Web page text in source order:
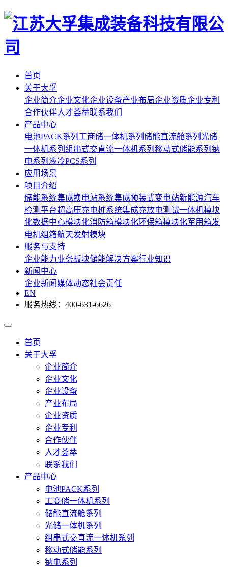
首页
关于大孚
企业简介企业文化企业设备产业布局企业资质企业专利
合作伙伴人才荟萃联系我们
产品中心
电池PACK系列 工商储一体机系列 储能直流舱系列 光储
一体机系列 组串式交直流一体机系列 移动式储能系列 钠
电系列 液冷PCS系列
应用场景
项目介绍
储能系统集成换电站系统集成预装式变电站新能源汽车
检测平台超高压充电桩系统集成充放电测试一体机模块
化数据中心模块化消防箱模块化环保箱模块化军用箱发
电机组箱航天发射模块
服务与支持
企业能力业务板块储能解决方案行业知识
新闻中心
企业新闻媒体动态社会责任
EN
服务热线：400-631-6626
首页
关于大孚
企业简介
企业文化
企业设备
产业布局
企业资质
企业专利
合作伙伴
人才荟萃
联系我们
产品中心
电池PACK系列
工商储一体机系列
储能直流舱系列
光储一体机系列
组串式交直流一体机系列
移动式储能系列
钠电系列